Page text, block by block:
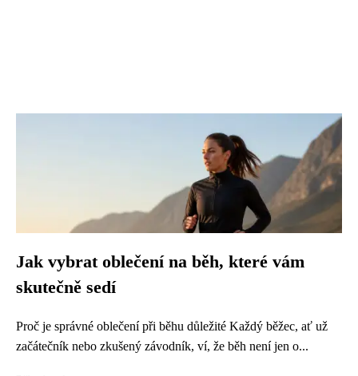
Jak vybrat oblečení na běh, které vám
skutečně sedí
Proč je správné oblečení při běhu důležité Každý běžec, ať už
začátečník nebo zkušený závodník, ví, že běh není jen o...